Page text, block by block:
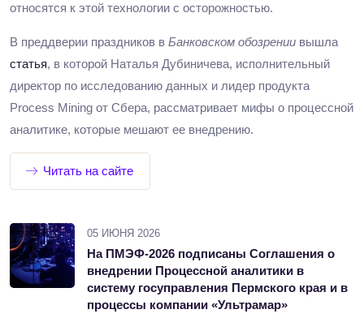
относятся к этой технологии с осторожностью.
В преддверии праздников в Банковском обозрении вышла
статья, в которой Наталья Дубиничева, исполнительный
директор по исследованию данных и лидер продукта
Process Mining от Сбера, рассматривает мифы о процессной
аналитике, которые мешают ее внедрению.
Читать на сайте
05 ИЮНЯ 2026
На ПМЭФ-2026 подписаны Соглашения о
внедрении Процессной аналитики в
систему госуправления Пермского края и в
процессы компании «Ультрамар»